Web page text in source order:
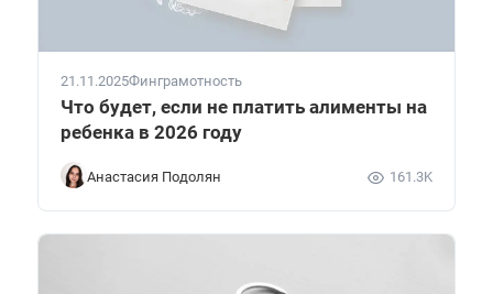
21.11.2025Финграмотность
Что будет, если не платить алименты на
ребенка в 2026 году
Анастасия Подолян 161.3K